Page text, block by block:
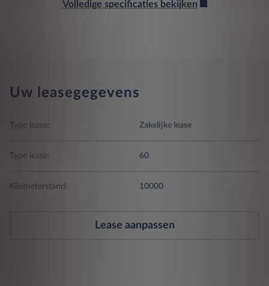
Volledige specificaties bekijken
Uw leasegegevens
Type lease: Zakelijke lease
Type lease: 60
Kilometerstand: 10000
Lease aanpassen